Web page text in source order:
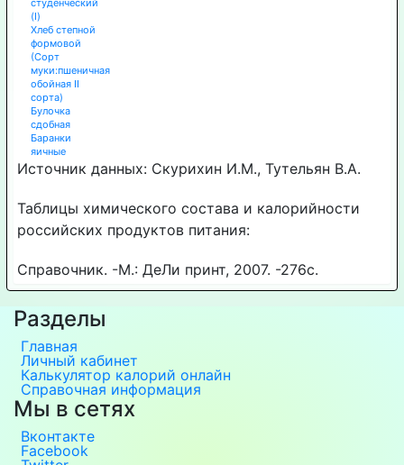
студенческий
(I)
Хлеб степной
формовой
(Сорт
муки:пшеничная
обойная II
сорта)
Булочка
сдобная
Баранки
яичные
Источник данных: Скурихин И.М., Тутельян В.А.
Таблицы химического состава и калорийности
российских продуктов питания:
Справочник. -М.: ДеЛи принт, 2007. -276с.
Разделы
Главная
Личный кабинет
Калькулятор калорий онлайн
Справочная информация
Мы в сетях
Вконтакте
Facebook